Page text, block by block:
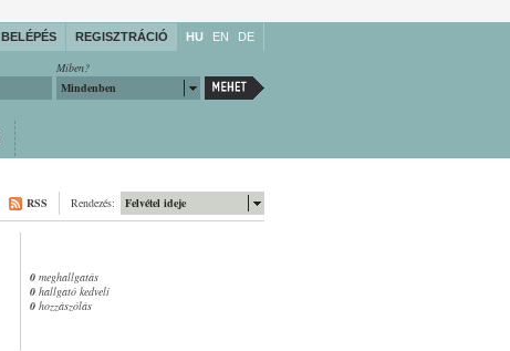
BELÉPÉS REGISZTRÁCIÓ HU EN DE
Miben?
Mindenben
Felvétel ideje
Rendezés:
RSS
0 meghallgatás
0 hallgató kedveli
0 hozzászólás